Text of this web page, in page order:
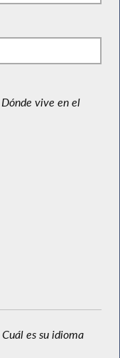
Dónde vive en el
Cuál es su idioma